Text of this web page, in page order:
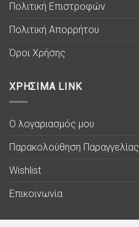
Πολιτική Επιστροφών
Πολιτική Απορρήτου
Όροι Χρήσης
ΧΡΗΣΙΜΑ LINK
Ο λογαριασμός μου
Παρακολούθηση Παραγγελίας
Wishlist
Επικοινωνία